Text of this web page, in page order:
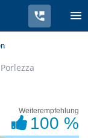
Weiterempfehlung
100 %